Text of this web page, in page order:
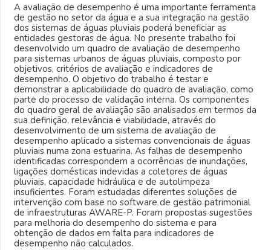
A avaliação de desempenho é uma importante ferramenta
de gestão no setor da água e a sua integração na gestão
dos sistemas de águas pluviais poderá beneficiar as
entidades gestoras de água. No presente trabalho foi
desenvolvido um quadro de avaliação de desempenho
para sistemas urbanos de águas pluviais, composto por
objetivos, critérios de avaliação e indicadores de
desempenho. O objetivo do trabalho é testar e
demonstrar a aplicabilidade do quadro de avaliação, como
parte do processo de validação interna. Os componentes
do quadro geral de avaliação são analisados em termos da
sua definição, relevância e viabilidade, através do
desenvolvimento de um sistema de avaliação de
desempenho aplicado a sistemas convencionais de águas
pluviais numa zona estuarina. As falhas de desempenho
identificadas correspondem a ocorrências de inundações,
ligações domésticas indevidas a coletores de águas
pluviais, capacidade hidráulica e de autolimpeza
insuficientes. Foram estudadas diferentes soluções de
intervenção com base no software de gestão patrimonial
de infraestruturas AWARE-P. Foram propostas sugestões
para melhoria do desempenho do sistema e para
obtenção de dados em falta para indicadores de
desempenho não calculados.